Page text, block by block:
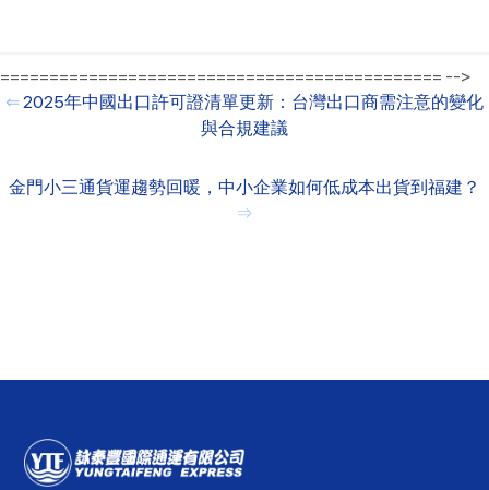
============================================= -->
⇐2025年中國出口許可證清單更新：台灣出口商需注意的變化
與合規建議
金門小三通貨運趨勢回暖，中小企業如何低成本出貨到福建？
⇒